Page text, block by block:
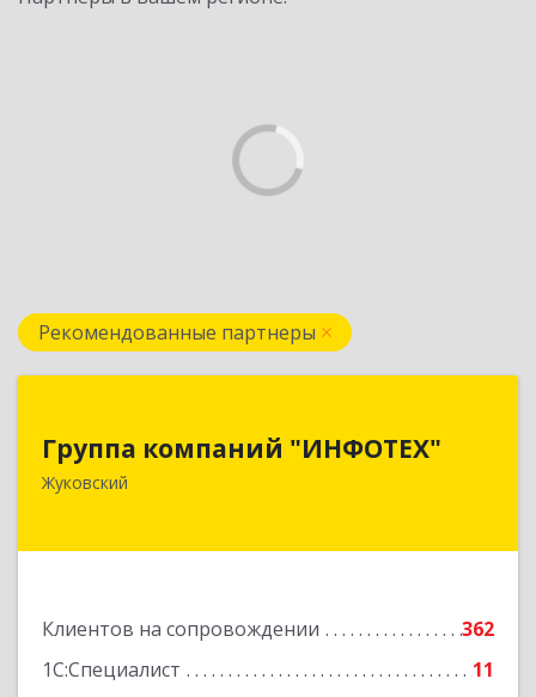
Рекомендованные партнеры
Группа компаний "ИНФОТЕХ"
Жуковский
Клиентов на сопровождении
362
1С:Специалист
11
140180, Московская обл, Жуковский г, Чкалова
Подробнее